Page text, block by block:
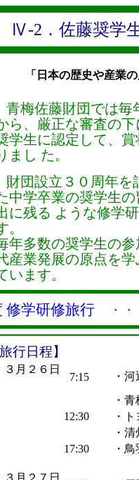
Ⅳ-2．佐藤奨学
「日本の歴史や産業
青梅佐藤財団では毎
ら、厳正な審査の
学生に認定して、
まし た。
財団設立３０周年を
中学卒業の奨学生
に残る ような修学
。
年多数の奨学生の
産業発展の原点を
います。
修学研修旅行 ・
行日程】
２６日
7:15
・河
・青
12:30
・ト
・清
17:30
・鳥
２７日